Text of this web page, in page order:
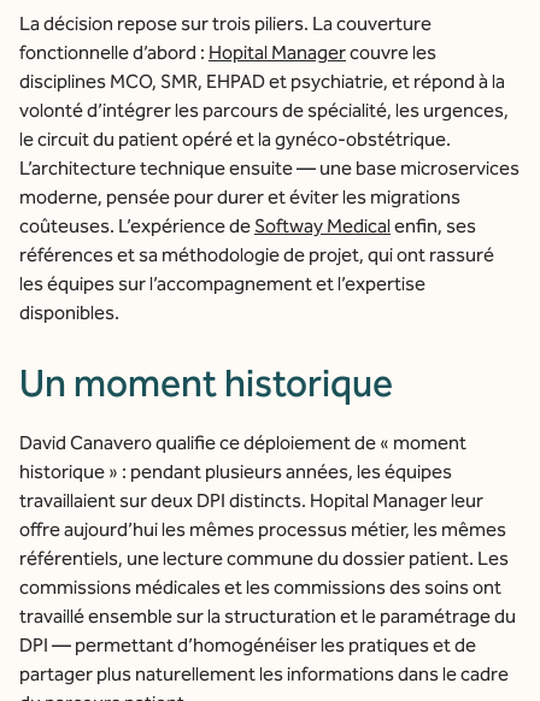
La décision repose sur trois piliers. La couverture
fonctionnelle d’abord : Hopital Managercouvre les
disciplines MCO, SMR, EHPAD et psychiatrie, et répond à la
volonté d’intégrer les parcours de spécialité, les urgences,
le circuit du patient opéré et la gynéco-obstétrique.
L’architecture technique ensuite — une base microservices
moderne, pensée pour durer et éviter les migrations
coûteuses. L’expérience de Softway Medical enfin, ses
références et sa méthodologie de projet, qui ont rassuré
les équipes sur l’accompagnement et l’expertise
disponibles.
Un moment historique
David Canavero qualifie ce déploiement de « moment
historique » : pendant plusieurs années, les équipes
travaillaient sur deux DPI distincts. Hopital Manager leur
offre aujourd’hui les mêmes processus métier, les mêmes
référentiels, une lecture commune du dossier patient. Les
commissions médicales et les commissions des soins ont
travaillé ensemble sur la structuration et le paramétrage du
DPI — permettant d’homogénéiser les pratiques et de
partager plus naturellement les informations dans le cadre